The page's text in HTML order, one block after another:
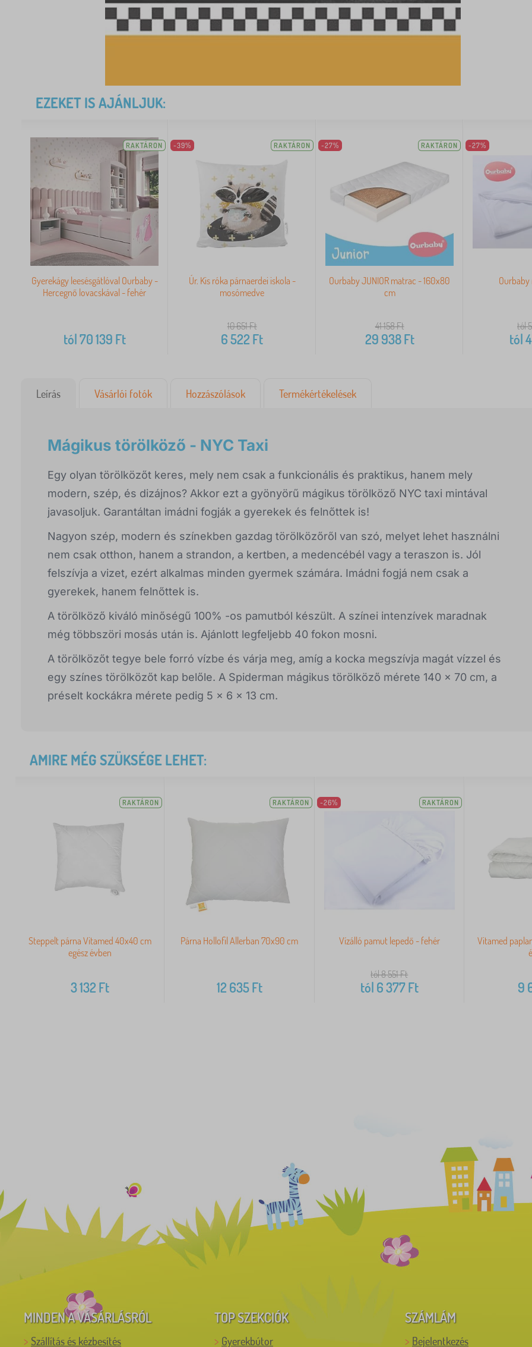
EZEKET IS AJÁNLJUK:
RAKTÁRON
Gyerekágy leesésgátlóval Ourbaby -
Hercegnő lovacskával - fehér
tól70 139 Ft
-39% RAKTÁRON
Úr. Kis róka párnaerdei iskola -
mosómedve
10 651Ft
6 522 Ft
-27% RAKTÁRON
Ourbaby JUNIOR matrac - 160x80
cm
41 158Ft
29 938Ft
-27%
tól
tól
Leírás Vásárlói fotók Hozzászólások Termékértékelések
Mágikus törölköző - NYC Taxi
Egy olyan törölközőt keres, mely nem csak a funkcionális és praktikus, hanem mely
modern, szép, és dizájnos? Akkor ezt a gyönyörű mágikus törölköző NYC taxi mintával
javasoljuk. Garantáltan imádni fogják a gyerekek és felnőttek is!
Nagyon szép, modern és színekben gazdag törölközőről van szó, melyet lehet használni
nem csak otthon, hanem a strandon, a kertben, a medencébél vagy a teraszon is. Jól
felszívja a vizet, ezért alkalmas minden gyermek számára. Imádni fogjá nem csak a
gyerekek, hanem felnőttek is.
A törölköző kiváló minőségű 100% -os pamutból készült. A színei intenzívek maradnak
még többszöri mosás után is. Ajánlott legfeljebb 40 fokon mosni.
A törölközőt tegye bele forró vízbe és várja meg, amíg a kocka megszívja magát vízzel és
egy színes törölközőt kap belőle. A Spiderman mágikus törölköző mérete 140 x 70 cm, a
préselt kockákra mérete pedig 5 x 6 x 13 cm.
AMIRE MÉG SZÜKSÉGE LEHET:
RAKTÁRON
Steppelt párna Vitamed 40x40 cm
egész évben
3 132 Ft
RAKTÁRON
Párna Hollofil Allerban 70x90 cm
12 635Ft
-26% RAKTÁRON
Vízálló pamut lepedő - fehér
tól 8 551Ft
tól 6 377Ft
Vitamed
9
MINDEN A VÁSÁRLÁSRÓL
Szállítás és kézbesítés
TOP SZEKCIÓK
Gyerekbútor
SZÁMLÁM
Bejelentkezés